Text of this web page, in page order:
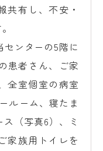
共有し、不安・
ンターの5階に
患者さん、ご家
全室個室の病室
ルーム、寝たま
（写真6）、ミ
家族用トイレを